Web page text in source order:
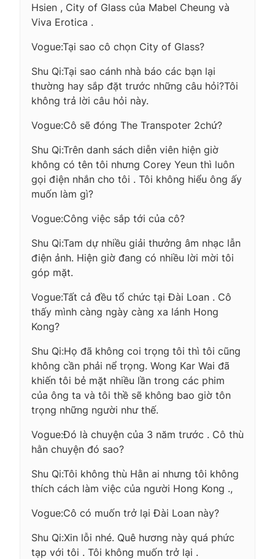
Hsien , City of Glass của Mabel Cheung và
Viva Erotica .
Vogue:Tại sao cô chọn City of Glass?
Shu Qi:Tại sao cánh nhà báo các bạn lại
thường hay sắp đặt trước những câu hỏi?Tôi
không trả lời câu hỏi này.
Vogue:Cô sẽ đóng The Transpoter 2chứ?
Shu Qi:Trên danh sách diễn viên hiện giờ
không có tên tôi nhưng Corey Yeun thì luôn
gọi điện nhắn cho tôi . Tôi không hiểu ông ấy
muốn làm gì?
Vogue:Công việc sắp tới của cô?
Shu Qi:Tam dự nhiều giải thưởng âm nhạc lẫn
điện ảnh. Hiện giờ đang có nhiều lời mời tôi
góp mặt.
Vogue:Tất cả đều tổ chức tại Đài Loan . Cô
thấy mình càng ngày càng xa lánh Hong
Kong?
Shu Qi:Họ đã không coi trọng tôi thì tôi cũng
không cần phải nể trọng. Wong Kar Wai đã
khiến tôi bẻ mặt nhiều lần trong các phim
của ông ta và tôi thề sẽ không bao giờ tôn
trọng những người như thế.
Vogue:Đó là chuyện của 3 năm trước . Cô thù
hằn chuyện đó sao?
Shu Qi:Tôi không thù Hằn ai nhưng tôi không
thích cách làm việc của người Hong Kong .,
Vogue:Cô có muốn trở lại Đài Loan này?
Shu Qi:Xin lỗi nhé. Quê hương này quá phức
tạp với tôi . Tôi không muốn trở lại .